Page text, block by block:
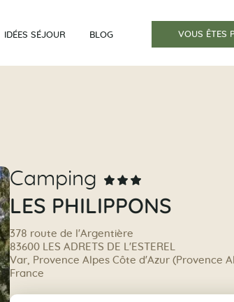
IDÉES SÉJOUR BLOG VOUS ÊTES
Camping
LES PHILIPPONS
378 route de l'Argentière
83600 LES ADRETS DE L'ESTEREL
Var, Provence Alpes Côte d'Azur (Provence
France